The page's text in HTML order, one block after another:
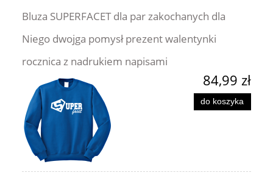
Bluza SUPERFACET dla par zakochanych dla
Niego dwojga pomysł prezent walentynki
rocznica z nadrukiem napisami
84,99 zł
do koszyka